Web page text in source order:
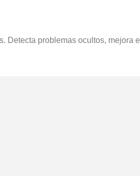
Detecta problemas ocultos, mejora el